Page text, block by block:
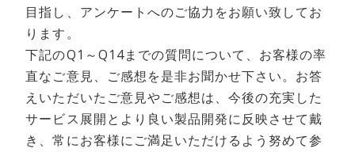
目指し、アンケートへのご協力をお願い致してお
ります。
下記のQ1～Q14までの質問について、お客様の率
直なご意見、ご感想を是非お聞かせ下さい。お答
えいただいたご意見やご感想は、今後の充実した
サービス展開とより良い製品開発に反映させて戴
き、常にお客様にご満足いただけるよう努めて参